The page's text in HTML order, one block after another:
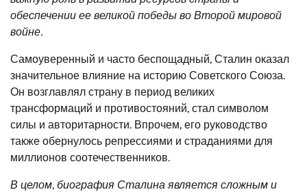
обеспечении ее великой победы во Второй мировой
войне.
Самоуверенный и часто беспощадный, Сталин оказал
значительное влияние на историю Советского Союза.
Он возглавлял страну в период великих
трансформаций и противостояний, стал символом
силы и авторитарности. Впрочем, его руководство
также обернулось репрессиями и страданиями для
миллионов соотечественников.
В целом, биография Сталина является сложным и